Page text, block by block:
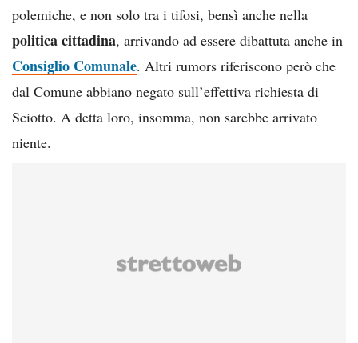
polemiche, e non solo tra i tifosi, bensì anche nella
politica cittadina, arrivando ad essere dibattuta anche in
Consiglio Comunale. Altri rumors riferiscono però che
dal Comune abbiano negato sull’effettiva richiesta di
Sciotto. A detta loro, insomma, non sarebbe arrivato
niente.